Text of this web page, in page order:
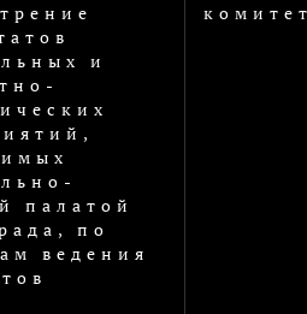
и
палатой
по
ведения